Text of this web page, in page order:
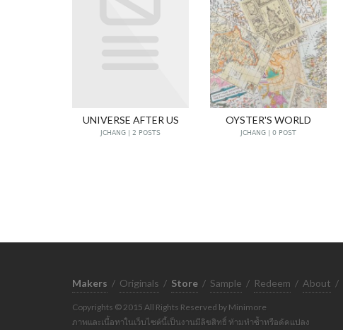
UNIVERSE AFTER US
JCHANG | 2 POSTS
OYSTER'S WORLD
JCHANG | 0 POST
Makers / Originals / Store / Sample / Redeem / About /
Copyrights © 2015 All Rights Reserved by Minimore
ภาพและเนื้อหาในเว็บไซต์นี้เป็นงานมีลิขสิทธิ์ ห้ามทำซ้ำหรือดัดแปลง